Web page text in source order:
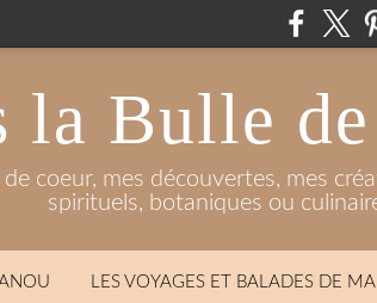
la Bulle
coeur, mes découvertes, mes
spirituels, botaniques ou
LES VOYAGES ET BALADES DE